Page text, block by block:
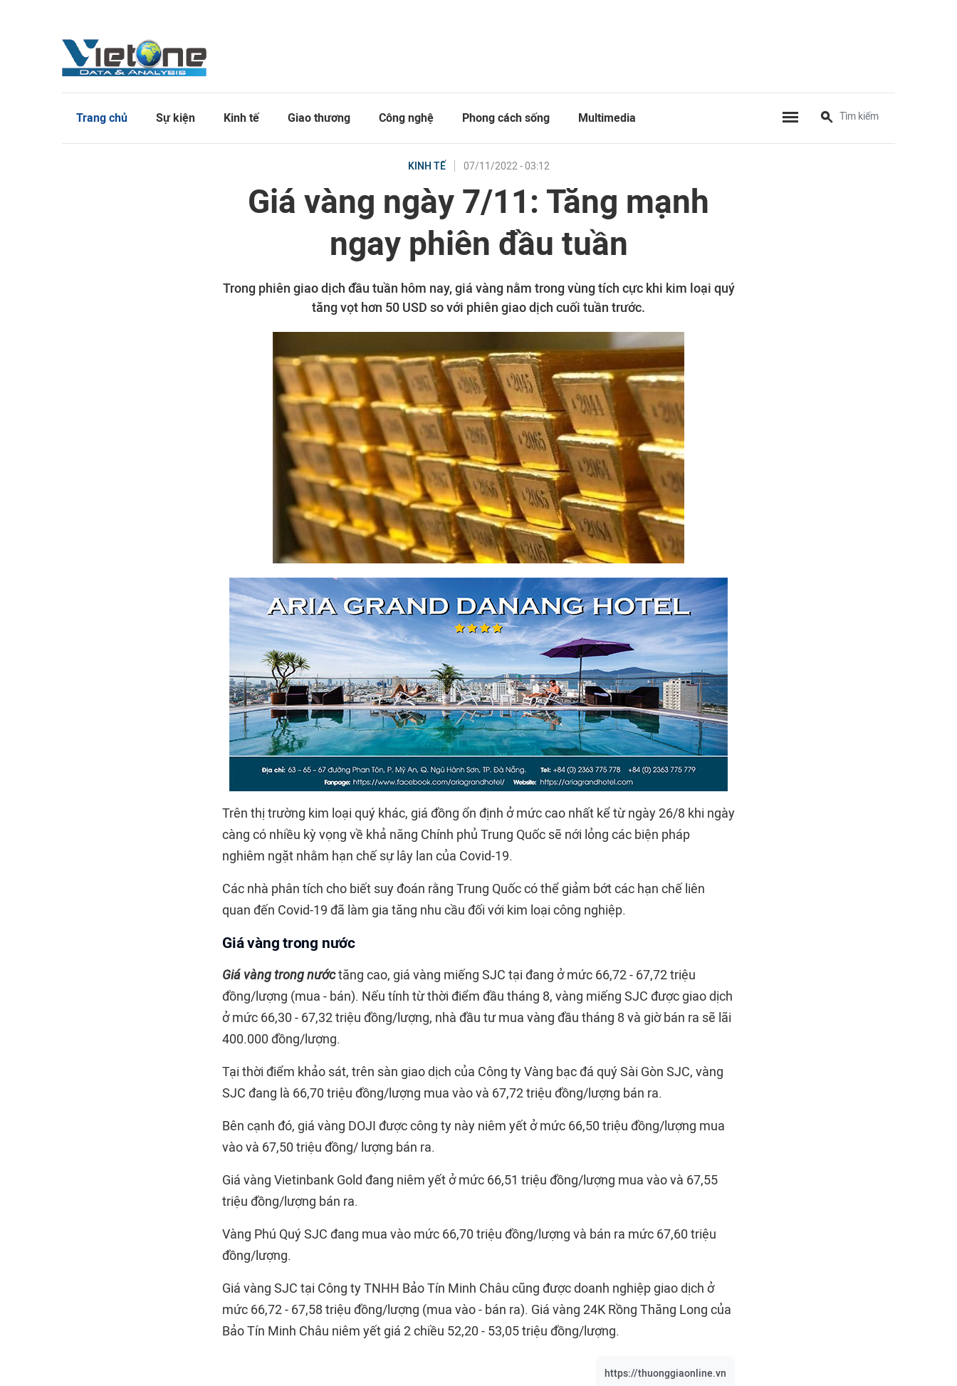
Trang chủ Sự kiện Kinh tế Giao thương Công nghệ Phong cách sống Multimedia
KINH TẾ 07/11/2022 - 03:12
Giá vàng ngày 7/11: Tăng mạnh
ngay phiên đầu tuần
Trong phiên giao dịch đầu tuần hôm nay, giá vàng nằm trong vùng tích cực khi kim loại quý
tăng vọt hơn 50 USD so với phiên giao dịch cuối tuần trước.
Trên thị trường kim loại quý khác, giá đồng ổn định ở mức cao nhất kể từ ngày 26/8 khi ngày
càng có nhiều kỳ vọng về khả năng Chính phủ Trung Quốc sẽ nới lỏng các biện pháp
nghiêm ngặt nhằm hạn chế sự lây lan của Covid-19.
Các nhà phân tích cho biết suy đoán rằng Trung Quốc có thể giảm bớt các hạn chế liên
quan đến Covid-19 đã làm gia tăng nhu cầu đối với kim loại công nghiệp.
Giá vàng trong nước
Giá vàng trong nướctăng cao, giá vàng miếng SJC tại đang ở mức 66,72 - 67,72 triệu
đồng/lượng (mua - bán). Nếu tính từ thời điểm đầu tháng 8, vàng miếng SJC được giao dịch
ở mức 66,30 - 67,32 triệu đồng/lượng, nhà đầu tư mua vàng đầu tháng 8 và giờ bán ra sẽ lãi
400.000 đồng/lượng.
Tại thời điểm khảo sát, trên sàn giao dịch của Công ty Vàng bạc đá quý Sài Gòn SJC, vàng
SJC đang là 66,70 triệu đồng/lượng mua vào và 67,72 triệu đồng/lượng bán ra.
Bên cạnh đó, giá vàng DOJI được công ty này niêm yết ở mức 66,50 triệu đồng/lượng mua
vào và 67,50 triệu đồng/ lượng bán ra.
Giá vàng Vietinbank Gold đang niêm yết ở mức 66,51 triệu đồng/lượng mua vào và 67,55
triệu đồng/lượng bán ra.
Vàng Phú Quý SJC đang mua vào mức 66,70 triệu đồng/lượng và bán ra mức 67,60 triệu
đồng/lượng.
Giá vàng SJC tại Công ty TNHH Bảo Tín Minh Châu cũng được doanh nghiệp giao dịch ở
mức 66,72 - 67,58 triệu đồng/lượng (mua vào - bán ra). Giá vàng 24K Rồng Thăng Long của
Bảo Tín Minh Châu niêm yết giá 2 chiều 52,20 - 53,05 triệu đồng/lượng.
https://thuonggiaonline.vn